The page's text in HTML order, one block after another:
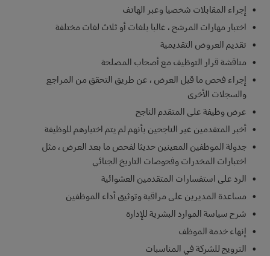
إجراء المقابلات شخصيا وعبر الهاتف
اختبار مهارات المرشح ، غالبا بلغات أو ثلاث لغات مختلفة
تقديم العروض التقديمية
مناقشة قرار التوظيف مع أصحاب المصلحة
إجراء فحص ما قبل العرض ، عن طريق التحقق من المراجع
والسجلات الأخرى
عرض وظيفة على المتقدم الناجح
أخبر المتقدمين غير الناجحين بأنهم لم يتم اختيارهم للوظيفة
جدولة الموظفين المعينين حديثا لفحص ما بعد العرض ، مثل
اختبارات المخدرات وفحوصات التاريخ الجنائي
الرد على استفسارات المتقدمين العشوائية
مساعدة المديرين على مراقبة وتوثيق أداء الموظفين
شرح سياسة الموارد البشرية للإدارة
إنهاء خدمة الموظف
الترويج للشركة في المناسبات